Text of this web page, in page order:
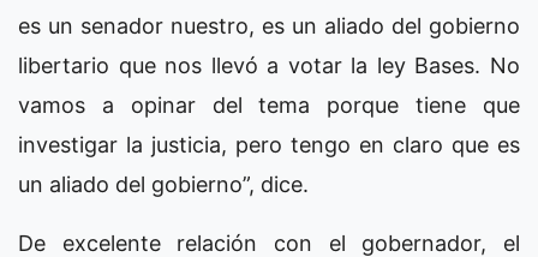
es un senador nuestro, es un aliado del gobierno
libertario que nos llevó a votar la ley Bases. No
vamos a opinar del tema porque tiene que
investigar la justicia, pero tengo en claro que es
un aliado del gobierno”, dice.
De excelente relación con el gobernador, el